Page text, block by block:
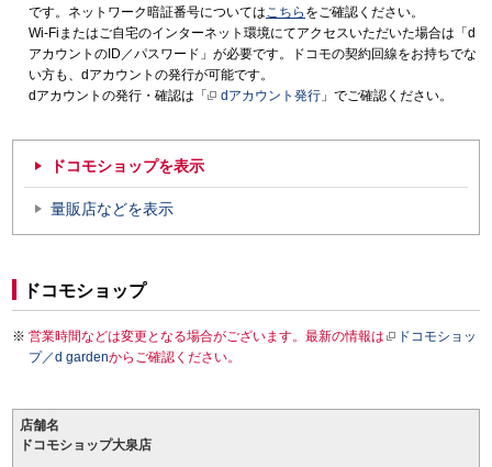
です。ネットワーク暗証番号についてはこちら をご確認ください。
Wi-Fiまたはご自宅のインターネット環境にてアクセスいただいた場合は「d
アカウントのID／パスワード」が必要です。ドコモの契約回線をお持ちでな
い方も、dアカウントの発行が可能です。
dアカウントの発行・確認は「
dアカウント発行 」でご確認ください。
ドコモショップを表示
量販店などを表示
ドコモショップ
営業時間などは変更となる場合がございます。最新の情報は
ドコモショッ
プ／d gardenからご確認ください。
店舗名
ドコモショップ大泉店